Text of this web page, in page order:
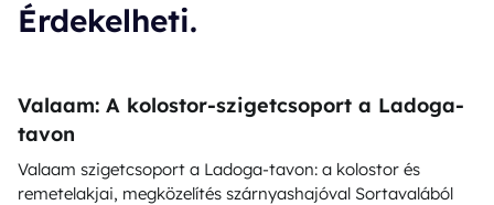
Érdekelheti.
Valaam: A kolostor-szigetcsoport a Ladoga-
tavon
Valaam szigetcsoport a Ladoga-tavon: a kolostor és
remetelakjai, megközelítés szárnyashajóval Sortavalából